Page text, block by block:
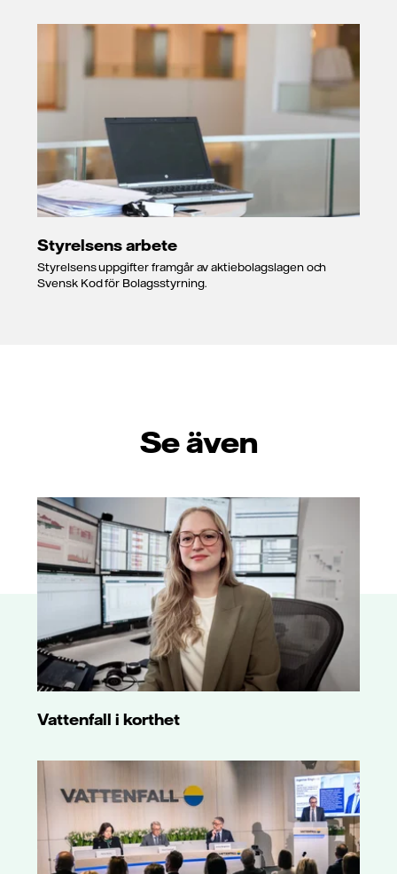
Styrelsens arbete
Styrelsens uppgifter framgår av aktiebolagslagen och
Svensk Kod för Bolagsstyrning.
Se även
Vattenfall i korthet